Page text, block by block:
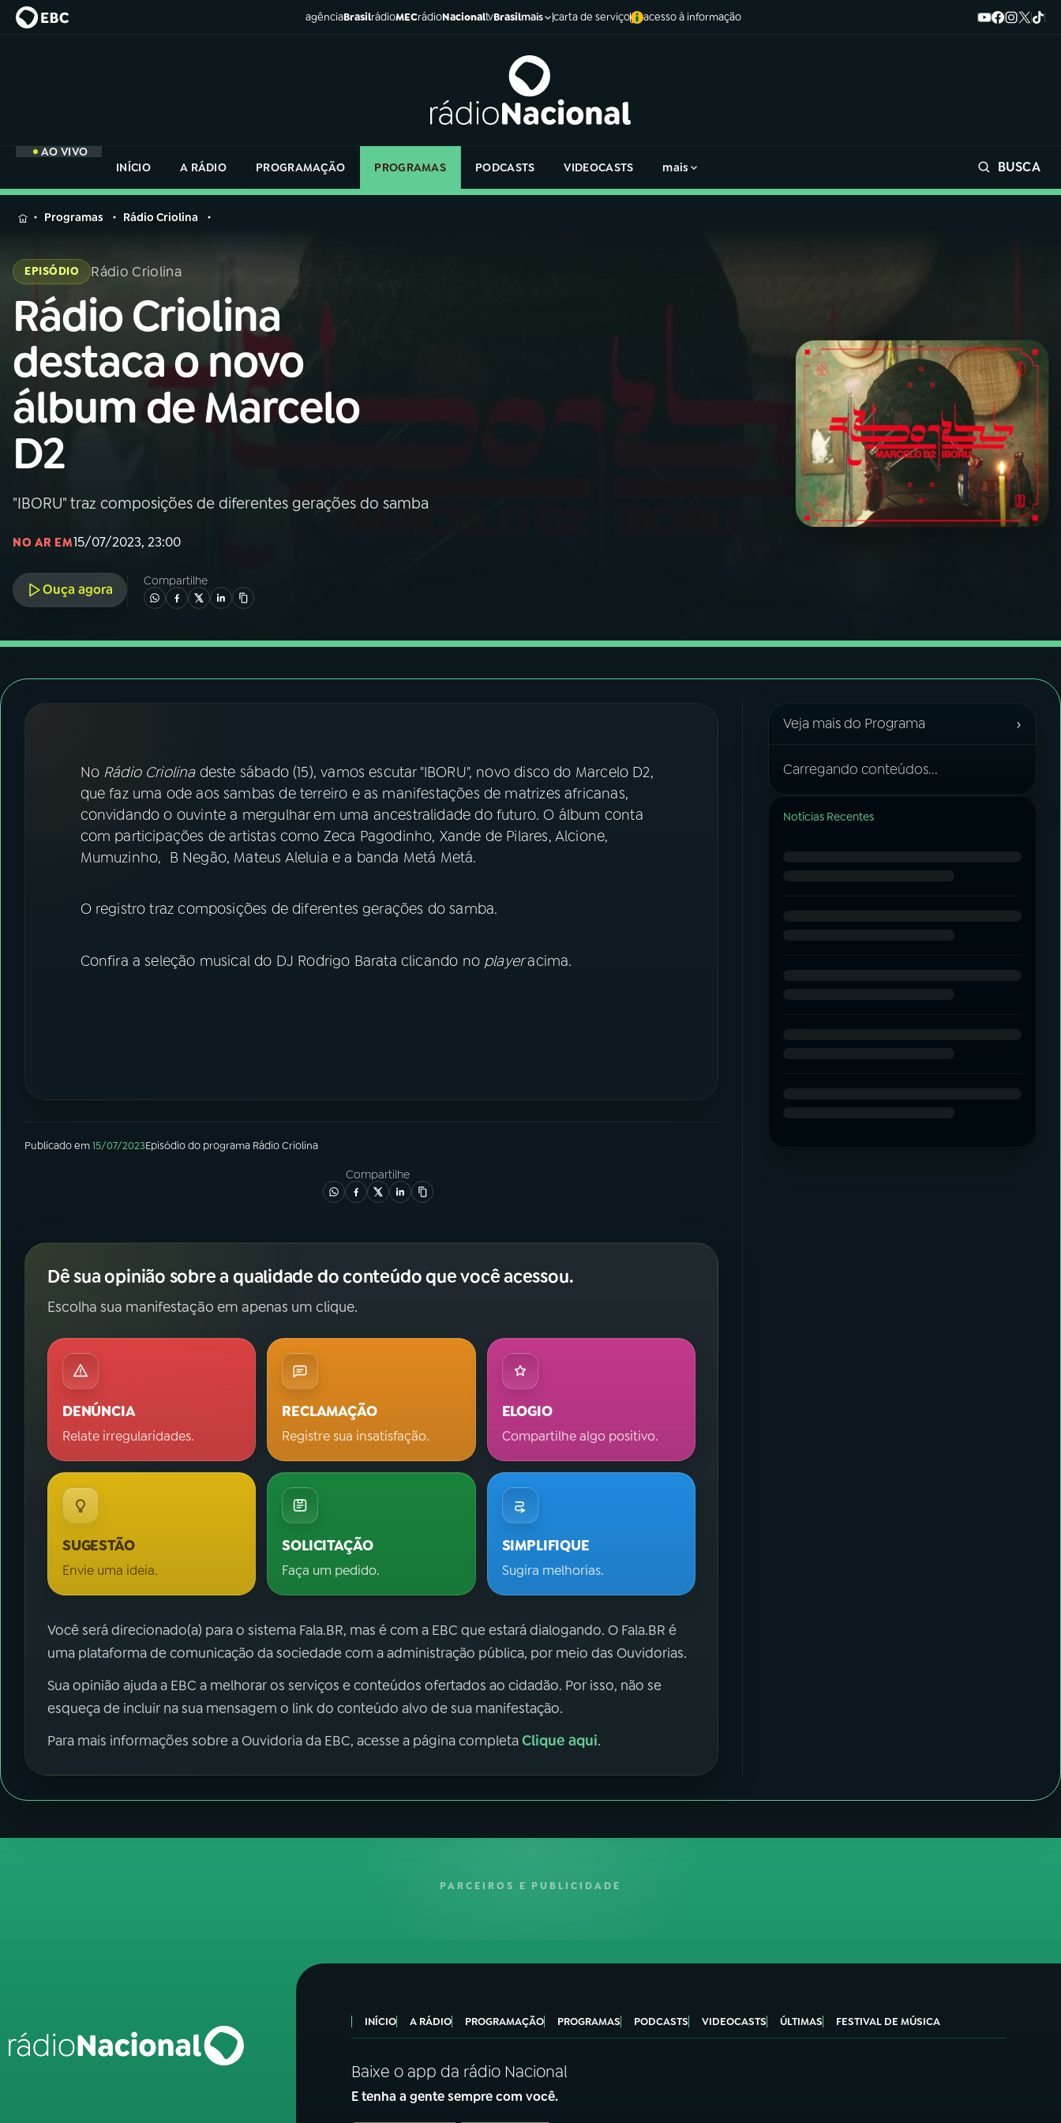
agênciaBrasilrádioMECrádioNacionaltvBrasilmais carta de serviço acesso à informação
AO VIVO
INÍCIO
A RÁDIO PROGRAMAÇÃO PROGRAMAS PODCASTS VIDEOCASTS mais BUSCA
MENU
Buscar
na
Rádio
Nacional
01INÍCIO
02 A RÁDIO
03PROGRAMAÇÃO
05PODCASTS
FESTIVAL DE MÚSICA
ACOMPANHE A RÁDIO NACIONAL
na
Rádio
Nacional
Programas Rádio Criolina
EPISÓDIO Rádio Criolina
Rádio Criolina
destaca o novo
álbum de Marcelo
D2
"IBORU" traz composições de diferentes gerações do samba
NO AR EM15/07/2023, 23:00
Ouça agora
Compartilhe
No Rádio Criolina deste sábado (15), vamos escutar "IBORU", novo disco do Marcelo D2,
que faz uma ode aos sambas de terreiro e as manifestações de matrizes africanas,
convidando o ouvinte a mergulhar em uma ancestralidade do futuro. O álbum conta
com participações de artistas como Zeca Pagodinho, Xande de Pilares, Alcione,
Mumuzinho, B Negão, Mateus Aleluia e a banda Metá Metá.
O registro traz composições de diferentes gerações do samba.
Confira a seleção musical do DJ Rodrigo Barata clicando no playeracima.
Publicado em15/07/2023Episódiodo programa Rádio Criolina
Compartilhe
Dê sua opinião sobre a qualidade do conteúdo que você acessou.
Escolha sua manifestação em apenas um clique.
DENÚNCIA
Relate irregularidades.
RECLAMAÇÃO
Registre sua insatisfação.
ELOGIO
Compartilhe algo positivo.
SUGESTÃO
Envie uma ideia.
SOLICITAÇÃO
Faça um pedido.
SIMPLIFIQUE
Sugira melhorias.
Você será direcionado(a) para o sistema Fala.BR, mas é com a EBC que estará dialogando. O Fala.BR é
uma plataforma de comunicação da sociedade com a administração pública, por meio das Ouvidorias.
Sua opinião ajuda a EBC a melhorar os serviços e conteúdos ofertados ao cidadão. Por isso, não se
esqueça de incluir na sua mensagem o link do conteúdo alvo de sua manifestação.
Para mais informações sobre a Ouvidoria da EBC, acesse a página completaClique aqui.
Veja mais do Programa ›
Carregando conteúdos...
Notícias Recentes
PARCEIROS E PUBLICIDADE
INÍCIO A RÁDIO PROGRAMAÇÃO PROGRAMAS PODCASTS VIDEOCASTS ÚLTIMAS FESTIVAL DE MÚSICA
Baixe o app da rádio Nacional
E tenha a gente sempre com você.